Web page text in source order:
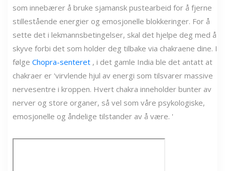
som innebærer å bruke sjamansk pustearbeid for å fjerne
stillestående energier og emosjonelle blokkeringer. For å
sette det i lekmannsbetingelser, skal det hjelpe deg med å
skyve forbi det som holder deg tilbake via chakraene dine. I
følge Chopra-senteret , i det gamle India ble det antatt at
chakraer er 'virvlende hjul av energi som tilsvarer massive
nervesentre i kroppen. Hvert chakra inneholder bunter av
nerver og store organer, så vel som våre psykologiske,
emosjonelle og åndelige tilstander av å være. '